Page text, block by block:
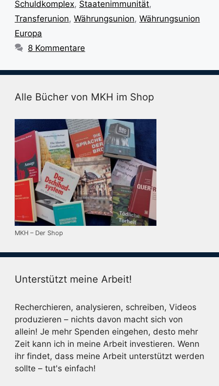
Schuldkomplex, Staatenimmunität,
Transferunion, Währungsunion, Währungsunion
Europa
8 Kommentare
Alle Bücher von MKH im Shop
MKH – Der Shop
Unterstützt meine Arbeit!
Recherchieren, analysieren, schreiben, Videos
produzieren – nichts davon macht sich von
allein! Je mehr Spenden eingehen, desto mehr
Zeit kann ich in meine Arbeit investieren. Wenn
ihr findet, dass meine Arbeit unterstützt werden
sollte – tut's einfach!